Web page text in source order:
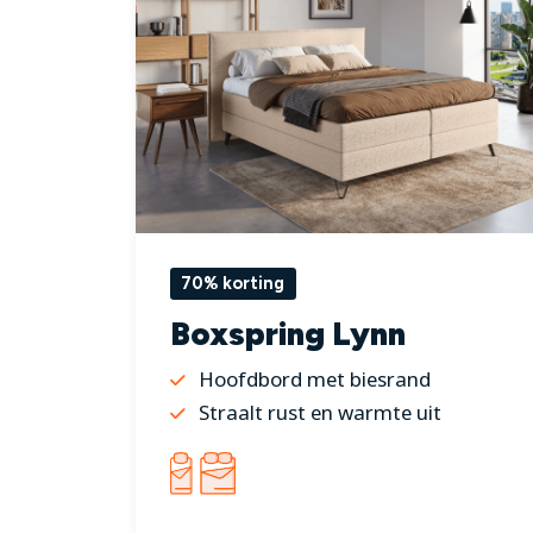
70% korting
Boxspring Lynn
Hoofdbord met biesrand
Straalt rust en warmte uit